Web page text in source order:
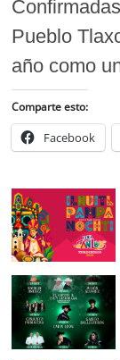
Pueblo
año como
Comparte esto:
Facebook